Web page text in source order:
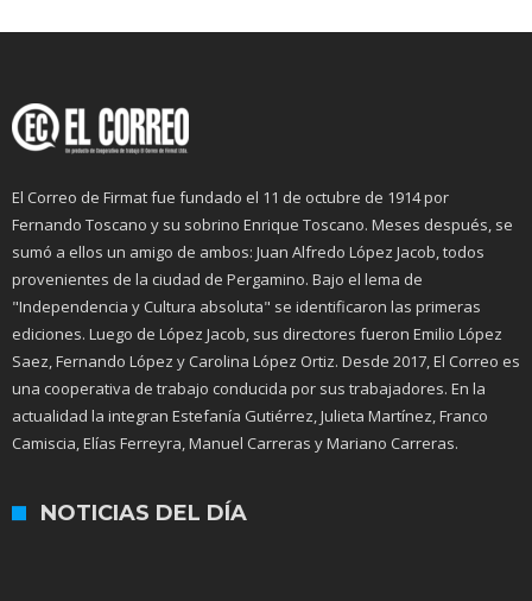
El Correo de Firmat fue fundado el 11 de octubre de 1914 por
Fernando Toscano y su sobrino Enrique Toscano. Meses después, se
sumó a ellos un amigo de ambos: Juan Alfredo López Jacob, todos
provenientes de la ciudad de Pergamino. Bajo el lema de
"Independencia y Cultura absoluta" se identificaron las primeras
ediciones. Luego de López Jacob, sus directores fueron Emilio López
Saez, Fernando López y Carolina López Ortiz. Desde 2017, El Correo es
una cooperativa de trabajo conducida por sus trabajadores. En la
actualidad la integran Estefanía Gutiérrez, Julieta Martínez, Franco
Camiscia, Elías Ferreyra, Manuel Carreras y Mariano Carreras.
NOTICIAS DEL DÍA